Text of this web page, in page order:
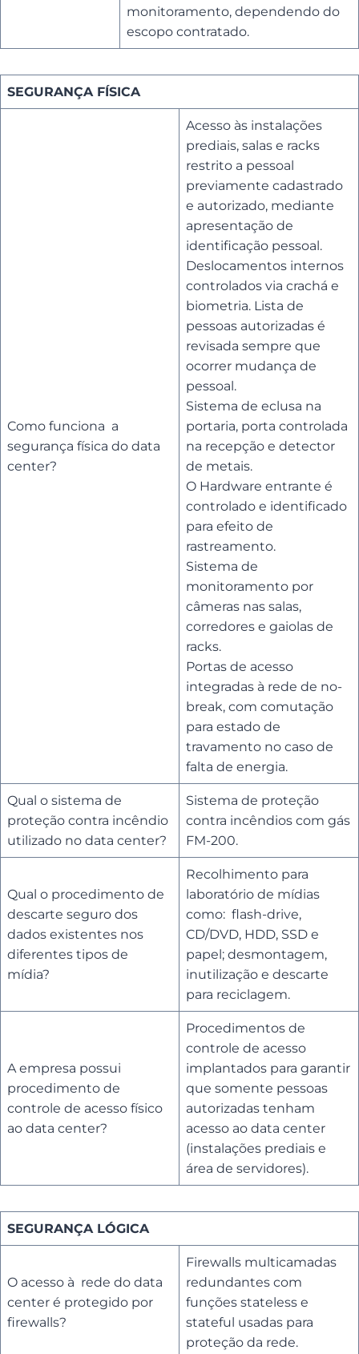
monitoramento, dependendo do
escopo contratado.
SEGURANÇA FÍSICA
Como funciona a
segurança física do data
center?
Acesso às instalações
prediais, salas e racks
restrito a pessoal
previamente cadastrado
e autorizado, mediante
apresentação de
identificação pessoal.
Deslocamentos internos
controlados via crachá e
biometria. Lista de
pessoas autorizadas é
revisada sempre que
ocorrer mudança de
pessoal.
Sistema de eclusa na
portaria, porta controlada
na recepção e detector
de metais.
O Hardware entrante é
controlado e identificado
para efeito de
rastreamento.
Sistema de
monitoramento por
câmeras nas salas,
corredores e gaiolas de
racks.
Portas de acesso
integradas à rede de no-
break, com comutação
para estado de
travamento no caso de
falta de energia.
Qual o sistema de
proteção contra incêndio
utilizado no data center?
Sistema de proteção
contra incêndios com gás
FM-200.
Qual o procedimento de
descarte seguro dos
dados existentes nos
diferentes tipos de
mídia?
Recolhimento para
laboratório de mídias
como: flash-drive,
CD/DVD, HDD, SSD e
papel; desmontagem,
inutilização e descarte
para reciclagem.
A empresa possui
procedimento de
controle de acesso físico
ao data center?
Procedimentos de
controle de acesso
implantados para garantir
que somente pessoas
autorizadas tenham
acesso ao data center
(instalações prediais e
área de servidores).
SEGURANÇA LÓGICA
O acesso à rede do data
center é protegido por
firewalls?
Firewalls multicamadas
redundantes com
funções stateless e
stateful usadas para
proteção da rede.